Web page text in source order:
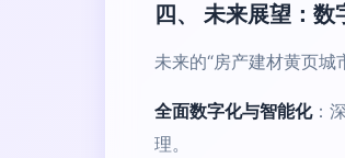
四、 未来展望：
未来的“房产建材黄页城
全面数字化与智能化：
理。